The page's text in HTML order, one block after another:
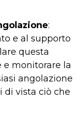
:
e al supporto
questa
monitorare la
angolazione
di vista ciò che